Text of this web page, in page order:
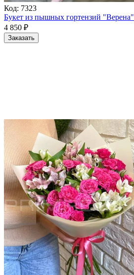
Код: 7323
Букет из пышных гортензий "Верена"
4 850 ₽
Заказать